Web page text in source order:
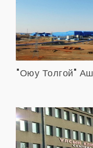
"Оюу Толгой"